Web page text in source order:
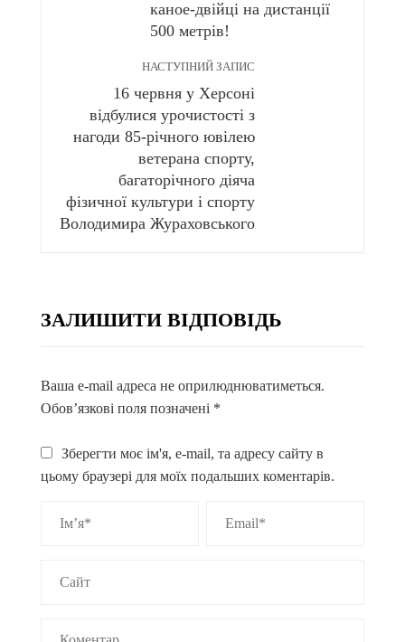
каное-двійці на дистанції
500 метрів!
НАСТУПНИЙ ЗАПИС
16 червня у Херсоні
відбулися урочистості з
нагоди 85-річного ювілею
ветерана спорту,
багаторічного діяча
фізичної культури і спорту
Володимира Жураховського
ЗАЛИШИТИ ВІДПОВІДЬ
Ваша e-mail адреса не оприлюднюватиметься.
Обов’язкові поля позначені *
Зберегти моє ім'я, e-mail, та адресу сайту в
цьому браузері для моїх подальших коментарів.